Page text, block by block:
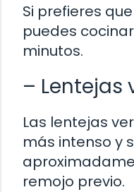
Si prefieres
puedes
minutos.
– Lentejas
Las lentejas
más intenso y
remojo previo.